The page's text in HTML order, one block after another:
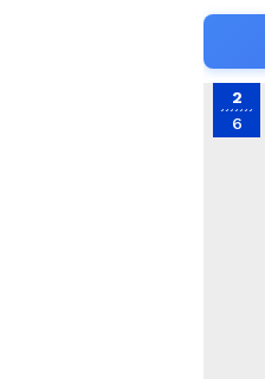
2
6